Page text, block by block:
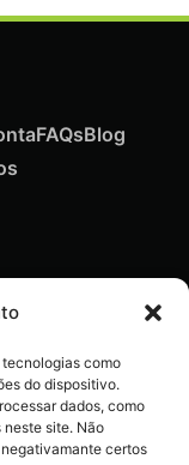
como
do dispositivo.
dados, como
site. Não
certos
no
FAQsBlog